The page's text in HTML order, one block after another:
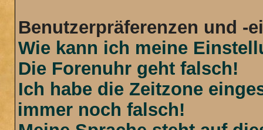
Benutzerpräferenzen und -
Wie kann ich meine
Die Forenuhr geht falsch!
Ich habe die Zeitzone
immer noch falsch!